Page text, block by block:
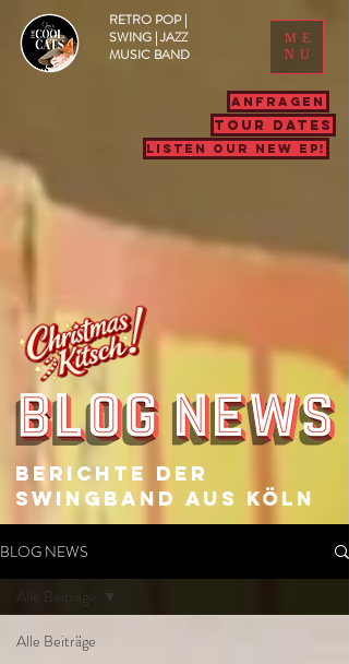
ME
NU
RETRO POP |
SWING | JAZZ
MUSIC BAND
ANFRAGEN
TOUR DATES
LISTEN OUR NEW EP!
Berichte Der
SWingband aus Köln
BLOG NEWS
Alle Beiträge
Alle Beiträge